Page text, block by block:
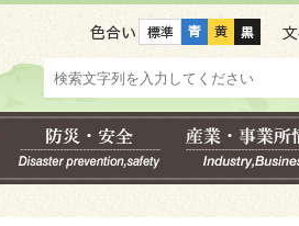
色合い